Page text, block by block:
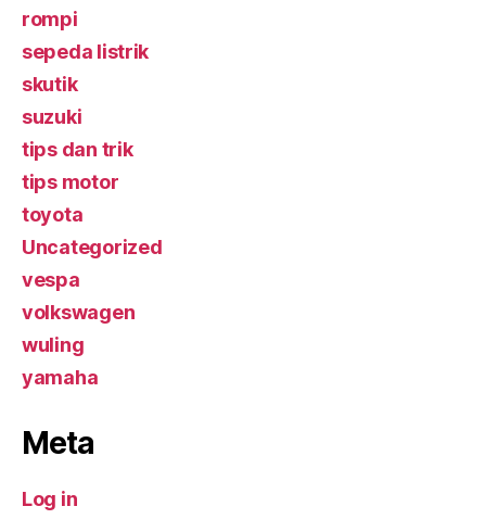
rompi
sepeda listrik
skutik
suzuki
tips dan trik
tips motor
toyota
Uncategorized
vespa
volkswagen
wuling
yamaha
Meta
Log in